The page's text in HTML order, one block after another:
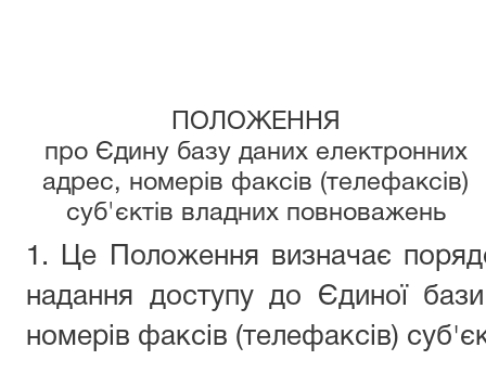
ПОЛОЖЕННЯ
про Єдину базу даних електронних
адрес, номерів факсів (телефаксів)
суб'єктів владних повноважень
1. Це Положення визначає
надання доступу до Єдиної
номерів факсів (телефаксів)